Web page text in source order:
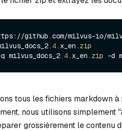
github.com/milvus-io/
.4.x_en. zip
milvus_docs_2.4.x_en. zip
tous les fichiers markdown
nous utilisons simplement
grossièrement le contenu